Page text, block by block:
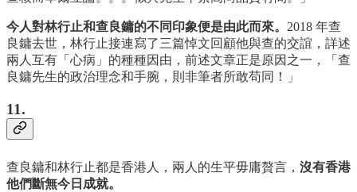
今人對林行止和查良鏞的不同印象便是由此而來。 2018 年查
良鏞去世，林行止接連寫了三篇悼文回顧他與查的交誼，詳述
兩人互有「心病」的種種因由，前述文章正是原因之一，「查
良鏞先生的政治理念和手腕，則非筆者所敢苟同！」
11.
查良鏞和林行止都是香港人，兩人的生平毋庸贅言， 沒有香港
他們斷無今日成就。